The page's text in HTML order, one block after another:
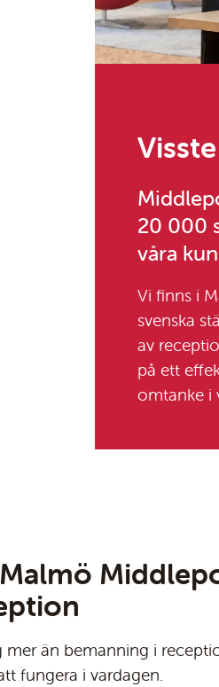
20 000
våra
Vi finns i
svenska
av
på ett
omtanke i
än bemanning i
fungera i vardagen.